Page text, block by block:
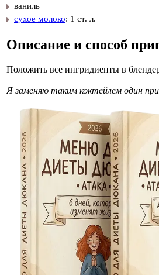
ваниль
сухое молоко: 1 ст. л.
Описание и способ
Положить все ингридиенты в
Я заменяю таким коктейлем один